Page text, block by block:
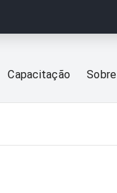
Capacitação Sobre